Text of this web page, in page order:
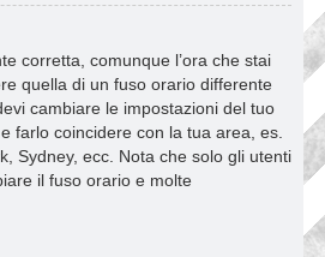
corretta, comunque l’ora che stai
quella di un fuso orario differente
cambiare le impostazioni del tuo
farlo coincidere con la tua area, es.
Sydney, ecc. Nota che solo gli utenti
il fuso orario e molte